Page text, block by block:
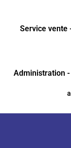
Service vente
Administration